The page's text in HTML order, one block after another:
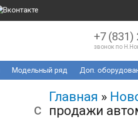
+7 (831)
звонок по
Модельный ряд Доп.
Главная »
продажи
c